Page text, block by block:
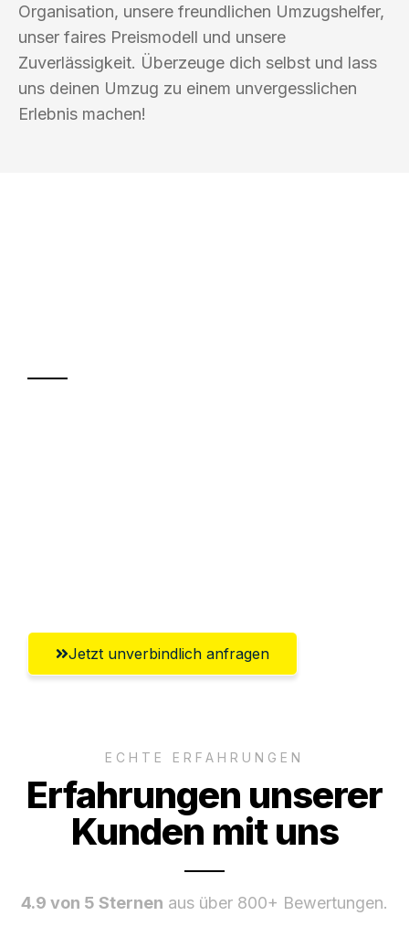
Organisation, unsere freundlichen Umzugshelfer,
unser faires Preismodell und unsere
Zuverlässigkeit. Überzeuge dich selbst und lass
uns deinen Umzug zu einem unvergesslichen
Erlebnis machen!
Jetzt unverbindlich anfragen
ECHTE ERFAHRUNGEN
Erfahrungen unserer
Kunden mit uns
4.9 von 5 Sternen aus über 800+ Bewertungen.